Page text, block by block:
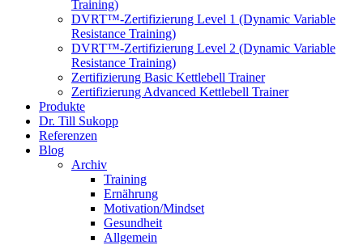
Training)
DVRT™-Zertifizierung Level 1 (Dynamic Variable
Resistance Training)
DVRT™-Zertifizierung Level 2 (Dynamic Variable
Resistance Training)
Zertifizierung Basic Kettlebell Trainer
Zertifizierung Advanced Kettlebell Trainer
Produkte
Dr. Till Sukopp
Referenzen
Blog
Archiv
Training
Ernährung
Motivation/Mindset
Gesundheit
Allgemein